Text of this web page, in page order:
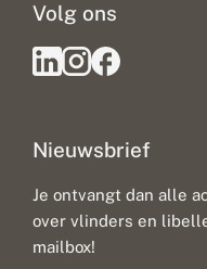
Nieuwsbrief
Je ontvangt dan alle
over vlinders en
mailbox!
Volg ons